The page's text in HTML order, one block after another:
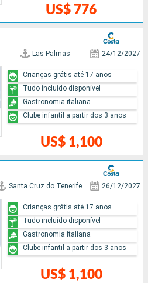
US$ 776
Las Palmas 24/12/2027
US$ 1,100
Crianças grátis até 17 anos
Tudo incluído disponível
Gastronomia italiana
Clube infantil a partir dos 3 anos
Santa Cruz do Tenerife 26/12/2027
US$ 1,100
Crianças grátis até 17 anos
Tudo incluído disponível
Gastronomia italiana
Clube infantil a partir dos 3 anos